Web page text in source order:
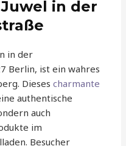
in der
in der
Berlin, ist ein wahres
Diesescharmante
authentische
auch
im
Besucher